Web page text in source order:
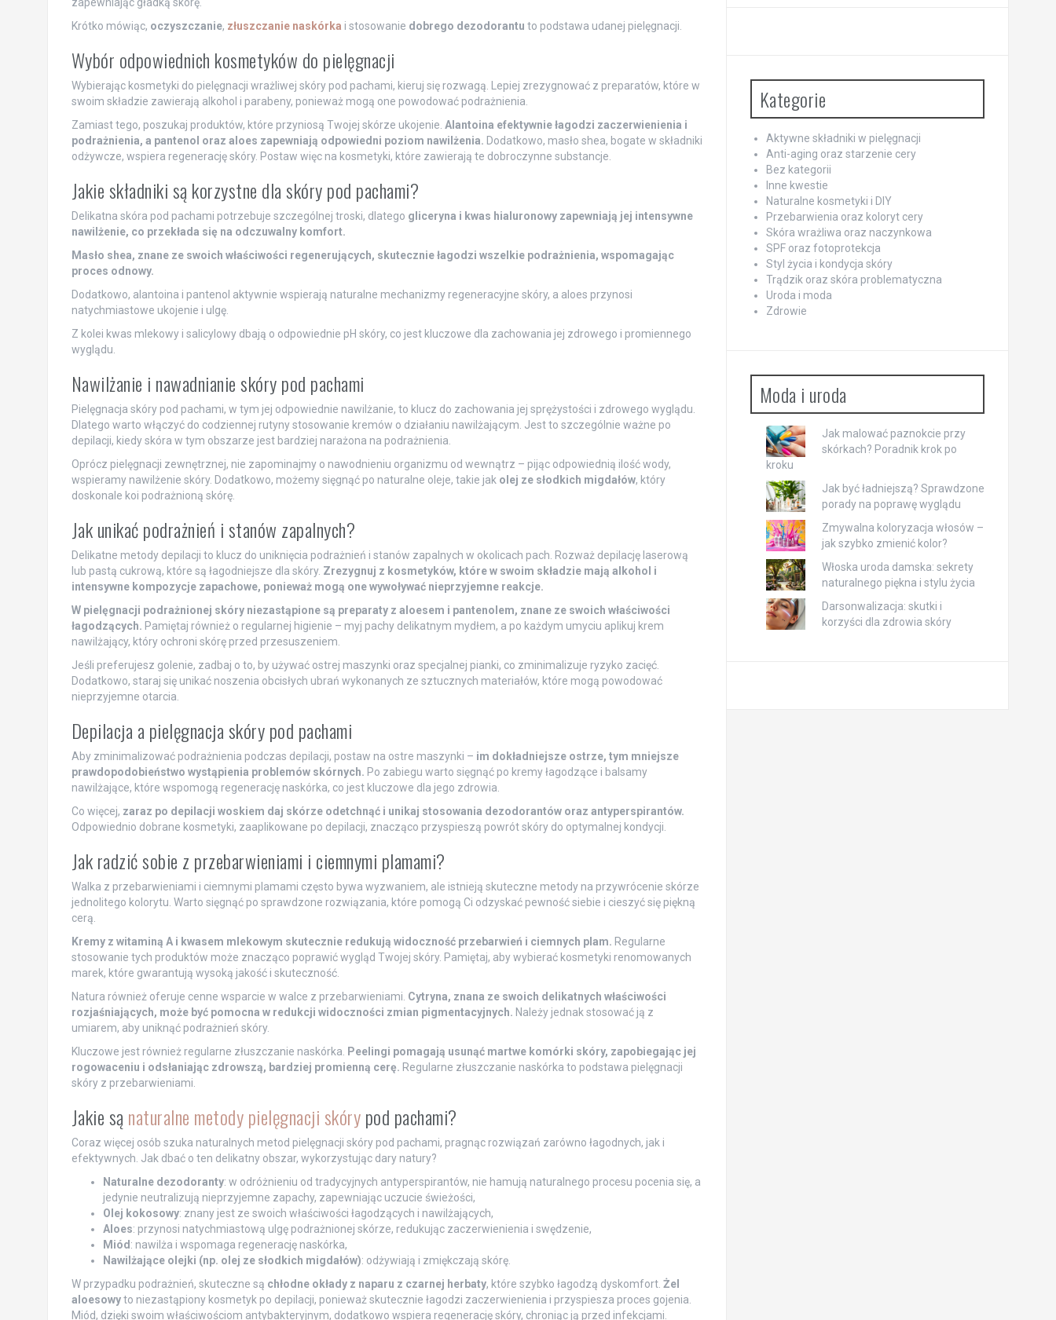
Krótko mówiąc, oczyszczanie, złuszczanie naskórka i stosowanie dobrego dezodorantu to podstawa udanej pielęgnacji.
Wybór odpowiednich kosmetyków do pielęgnacji
Wybierając kosmetyki do pielęgnacji wrażliwej skóry pod pachami, kieruj się rozwagą. Lepiej zrezygnować z preparatów, które w
swoim składzie zawierają alkohol i parabeny, ponieważ mogą one powodować podrażnienia.
Zamiast tego, poszukaj produktów, które przyniosą Twojej skórze ukojenie. Alantoina efektywnie łagodzi zaczerwienienia i
podrażnienia, a pantenol oraz aloes zapewniają odpowiedni poziom nawilżenia. Dodatkowo, masło shea, bogate w składniki
odżywcze, wspiera regenerację skóry. Postaw więc na kosmetyki, które zawierają te dobroczynne substancje.
Jakie składniki są korzystne dla skóry pod pachami?
Delikatna skóra pod pachami potrzebuje szczególnej troski, dlatego gliceryna i kwas hialuronowy zapewniają jej intensywne
nawilżenie, co przekłada się na odczuwalny komfort.
Masło shea, znane ze swoich właściwości regenerujących, skutecznie łagodzi wszelkie podrażnienia, wspomagając
proces odnowy.
Dodatkowo, alantoina i pantenol aktywnie wspierają naturalne mechanizmy regeneracyjne skóry, a aloes przynosi
natychmiastowe ukojenie i ulgę.
Z kolei kwas mlekowy i salicylowy dbają o odpowiednie pH skóry, co jest kluczowe dla zachowania jej zdrowego i promiennego
wyglądu.
Nawilżanie i nawadnianie skóry pod pachami
Pielęgnacja skóry pod pachami, w tym jej odpowiednie nawilżanie, to klucz do zachowania jej sprężystości i zdrowego wyglądu.
Dlatego warto włączyć do codziennej rutyny stosowanie kremów o działaniu nawilżającym. Jest to szczególnie ważne po
depilacji, kiedy skóra w tym obszarze jest bardziej narażona na podrażnienia.
Oprócz pielęgnacji zewnętrznej, nie zapominajmy o nawodnieniu organizmu od wewnątrz – pijąc odpowiednią ilość wody,
wspieramy nawilżenie skóry. Dodatkowo, możemy sięgnąć po naturalne oleje, takie jak olej ze słodkich migdałów, który
doskonale koi podrażnioną skórę.
Jak unikać podrażnień i stanów zapalnych?
Delikatne metody depilacji to klucz do uniknięcia podrażnień i stanów zapalnych w okolicach pach. Rozważ depilację laserową
lub pastą cukrową, które są łagodniejsze dla skóry. Zrezygnuj z kosmetyków, które w swoim składzie mają alkohol i
intensywne kompozycje zapachowe, ponieważ mogą one wywoływać nieprzyjemne reakcje.
W pielęgnacji podrażnionej skóry niezastąpione są preparaty z aloesem i pantenolem, znane ze swoich właściwości
łagodzących. Pamiętaj również o regularnej higienie – myj pachy delikatnym mydłem, a po każdym umyciu aplikuj krem
nawilżający, który ochroni skórę przed przesuszeniem.
Jeśli preferujesz golenie, zadbaj o to, by używać ostrej maszynki oraz specjalnej pianki, co zminimalizuje ryzyko zacięć.
Dodatkowo, staraj się unikać noszenia obcisłych ubrań wykonanych ze sztucznych materiałów, które mogą powodować
nieprzyjemne otarcia.
Depilacja a pielęgnacja skóry pod pachami
Aby zminimalizować podrażnienia podczas depilacji, postaw na ostre maszynki – im dokładniejsze ostrze, tym mniejsze
prawdopodobieństwo wystąpienia problemów skórnych. Po zabiegu warto sięgnąć po kremy łagodzące i balsamy
nawilżające, które wspomogą regenerację naskórka, co jest kluczowe dla jego zdrowia.
Co więcej, zaraz po depilacji woskiem daj skórze odetchnąć i unikaj stosowania dezodorantów oraz antyperspirantów.
Odpowiednio dobrane kosmetyki, zaaplikowane po depilacji, znacząco przyspieszą powrót skóry do optymalnej kondycji.
Jak radzić sobie z przebarwieniami i ciemnymi plamami?
Walka z przebarwieniami i ciemnymi plamami często bywa wyzwaniem, ale istnieją skuteczne metody na przywrócenie skórze
jednolitego kolorytu. Warto sięgnąć po sprawdzone rozwiązania, które pomogą Ci odzyskać pewność siebie i cieszyć się piękną
cerą.
Kremy z witaminą A i kwasem mlekowym skutecznie redukują widoczność przebarwień i ciemnych plam. Regularne
stosowanie tych produktów może znacząco poprawić wygląd Twojej skóry. Pamiętaj, aby wybierać kosmetyki renomowanych
marek, które gwarantują wysoką jakość i skuteczność.
Natura również oferuje cenne wsparcie w walce z przebarwieniami. Cytryna, znana ze swoich delikatnych właściwości
rozjaśniających, może być pomocna w redukcji widoczności zmian pigmentacyjnych. Należy jednak stosować ją z
umiarem, aby uniknąć podrażnień skóry.
Kluczowe jest również regularne złuszczanie naskórka.
Peelingi pomagają usunąć martwe komórki skóry, zapobiegając jej
rogowaceniu i odsłaniając zdrowszą, bardziej promienną cerę. Regularne złuszczanie naskórka to podstawa pielęgnacji
skóry z przebarwieniami.
Jakie są naturalne metody pielęgnacji skórypod pachami?
Coraz więcej osób szuka naturalnych metod pielęgnacji skóry pod pachami, pragnąc rozwiązań zarówno łagodnych, jak i
efektywnych. Jak dbać o ten delikatny obszar, wykorzystując dary natury?
Naturalne dezodoranty: w odróżnieniu od tradycyjnych antyperspirantów, nie hamują naturalnego procesu pocenia się, a
jedynie neutralizują nieprzyjemne zapachy, zapewniając uczucie świeżości,
Olej kokosowy: znany jest ze swoich właściwości łagodzących i nawilżających,
Aloes: przynosi natychmiastową ulgę podrażnionej skórze, redukując zaczerwienienia i swędzenie,
Miód : nawilża i wspomaga regenerację naskórka,
Nawilżające olejki (np. olej ze słodkich migdałów): odżywiają i zmiękczają skórę.
W przypadku podrażnień, skuteczne są chłodne okłady z naparu z czarnej herbaty, które szybko łagodzą dyskomfort. Żel
aloesowyto niezastąpiony kosmetyk po depilacji, ponieważ skutecznie łagodzi zaczerwienienia i przyspiesza proces gojenia.
Miód, dzięki swoim właściwościom antybakteryjnym, dodatkowo wspiera regenerację skóry, chroniąc ją przed infekcjami.
Kategorie
Aktywne składniki w pielęgnacji
Anti-aging oraz starzenie cery
Bez kategorii
Inne kwestie
Naturalne kosmetyki i DIY
Przebarwienia oraz koloryt cery
Skóra wrażliwa oraz naczynkowa
SPF oraz fotoprotekcja
Styl życia i kondycja skóry
Trądzik oraz skóra problematyczna
Uroda i moda
Zdrowie
Moda i uroda
Jak malować paznokcie przy
skórkach? Poradnik krok po
kroku
Jak być ładniejszą? Sprawdzone
porady na poprawę wyglądu
Zmywalna koloryzacja włosów –
jak szybko zmienić kolor?
Włoska uroda damska: sekrety
naturalnego piękna i stylu życia
Darsonwalizacja: skutki i
korzyści dla zdrowia skóry